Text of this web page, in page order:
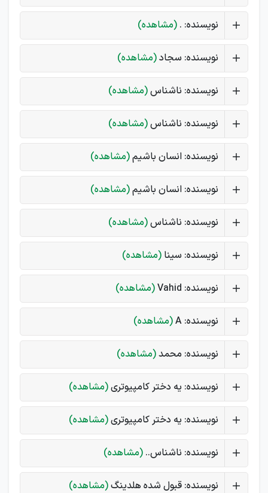
نویسنده: . (مشاهده)
نویسنده: سجاد(مشاهده)
نویسنده: ناشناس(مشاهده)
نویسنده: ناشناس(مشاهده)
نویسنده: انسان باشیم(مشاهده)
نویسنده: انسان باشیم(مشاهده)
نویسنده: ناشناس(مشاهده)
نویسنده: سینا (مشاهده)
نویسنده: Vahid (مشاهده)
نویسنده: A (مشاهده)
نویسنده: محمد(مشاهده)
نویسنده: یه دختر کامپیوتری(مشاهده)
نویسنده: یه دختر کامپیوتری(مشاهده)
نویسنده: ناشناس.. (مشاهده)
نویسنده: قبول شده هلدینگ(مشاهده)